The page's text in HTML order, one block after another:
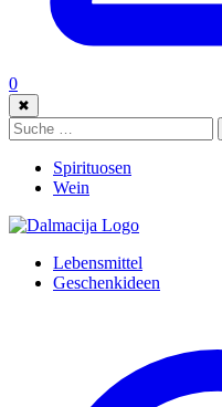
0
✖
Suche:
Spirituosen
Wein
Lebensmittel
Geschenkideen